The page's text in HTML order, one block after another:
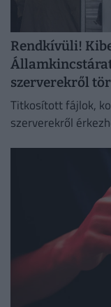
Rendkívüli!
szerverekről
Titkosított fájlok,
szerverekről